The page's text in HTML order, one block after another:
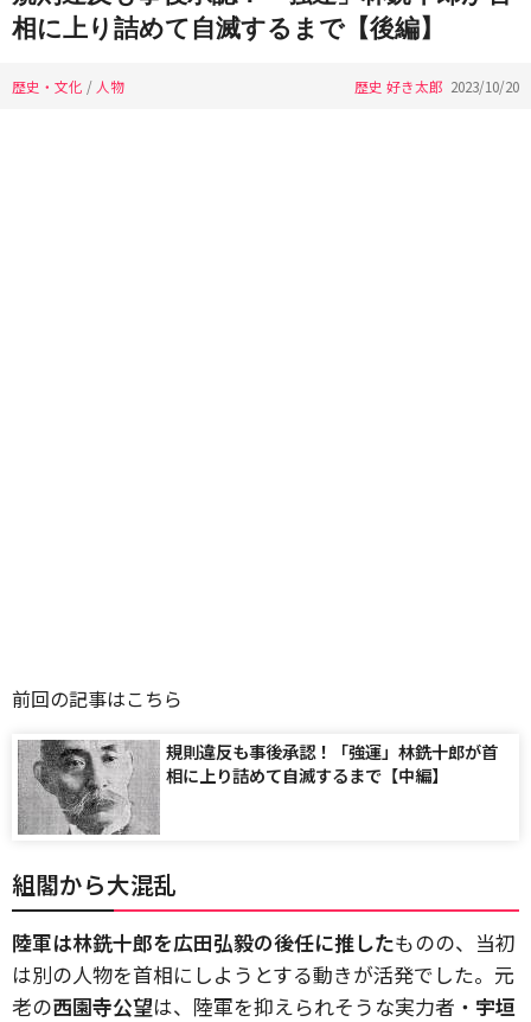
相に上り詰めて自滅するまで【後編】
歴史・文化 / 人物 歴史 好き太郎 2023/10/20
前回の記事はこちら
規則違反も事後承認！「強運」林銑十郎が首
相に上り詰めて自滅するまで【中編】
組閣から大混乱
陸軍は林銑十郎を広田弘毅の後任に推したものの、当初
は別の人物を首相にしようとする動きが活発でした。元
老の西園寺公望は、陸軍を抑えられそうな実力者・ 宇垣